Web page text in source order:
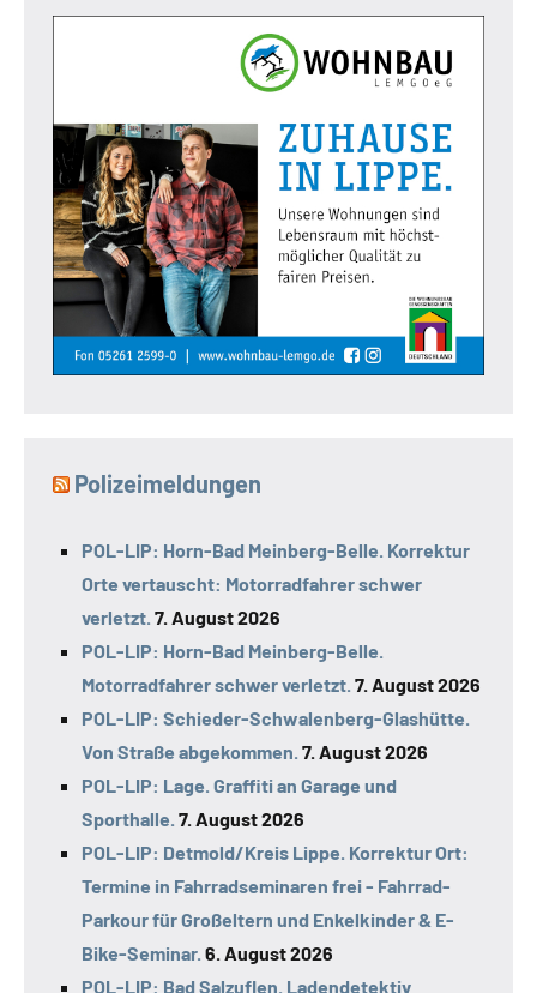
Polizeimeldungen
POL-LIP: Horn-Bad Meinberg-Belle. Korrektur
Orte vertauscht: Motorradfahrer schwer
verletzt. 7. August 2026
POL-LIP: Horn-Bad Meinberg-Belle.
Motorradfahrer schwer verletzt. 7. August 2026
POL-LIP: Schieder-Schwalenberg-Glashütte.
Von Straße abgekommen. 7. August 2026
POL-LIP: Lage. Graffiti an Garage und
Sporthalle. 7. August 2026
POL-LIP: Detmold/Kreis Lippe. Korrektur Ort:
Termine in Fahrradseminaren frei - Fahrrad-
Parkour für Großeltern und Enkelkinder & E-
Bike-Seminar. 6. August 2026
POL-LIP: Bad Salzuflen. Ladendetektiv